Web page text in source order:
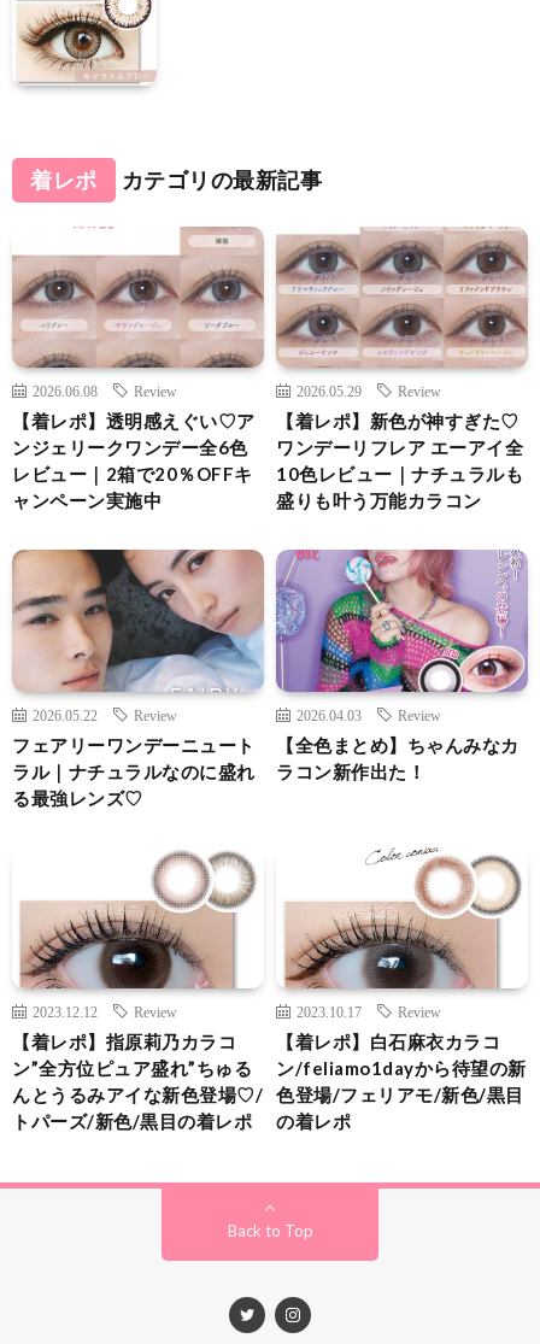
着レポ カテゴリの最新記事
2026.06.08 Review
【着レポ】透明感えぐい♡ア
ンジェリークワンデー全6色
レビュー｜2箱で20％OFFキ
ャンペーン実施中
2026.05.29 Review
【着レポ】新色が神すぎた♡
ワンデーリフレア エーアイ全
10色レビュー｜ナチュラルも
盛りも叶う万能カラコン
2026.05.22 Review
フェアリーワンデーニュート
ラル｜ナチュラルなのに盛れ
る最強レンズ♡
2026.04.03 Review
【全色まとめ】ちゃんみなカ
ラコン新作出た！
2023.12.12 Review
【着レポ】指原莉乃カラコ
ン”全方位ピュア盛れ”ちゅる
んとうるみアイな新色登場♡/
トパーズ/新色/黒目の着レポ
2023.10.17 Review
【着レポ】白石麻衣カラコ
ン/feliamo1dayから待望の新
色登場/フェリアモ/新色/黒目
の着レポ
Back to Top